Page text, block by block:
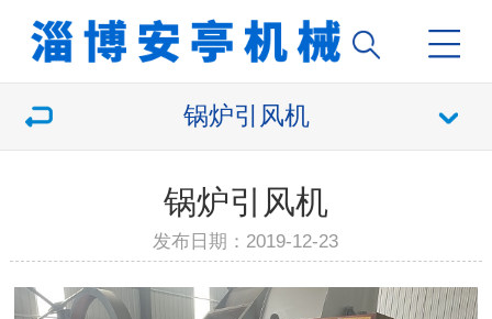
锅炉引风机
锅炉引风机
发布日期：2019-12-23